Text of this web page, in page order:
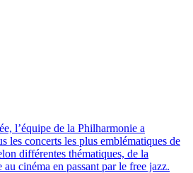
l’équipe de la Philharmonie a
les concerts les plus emblématiques de
différentes thématiques, de la
au cinéma en passant par le free jazz.